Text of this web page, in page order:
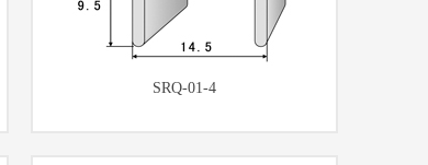
SRQ-01-4